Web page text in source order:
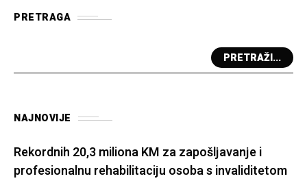
PRETRAGA
PRETRAŽI...
NAJNOVIJE
Rekordnih 20,3 miliona KM za zapošljavanje i
profesionalnu rehabilitaciju osoba s invaliditetom